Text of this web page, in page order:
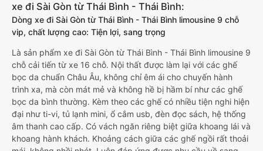
xe đi Sài Gòn từ Thái Bình - Thái Bình:
Dòng xe đi Sài Gòn từ Thái Bình - Thái Bình limousine 9 chỗ
vip, chất lượng cao: Tiện lợi, sang trọng
Là sản phẩm xe đi Sài Gòn từ Thái Bình - Thái Bình limousine 9
chỗ cải tiến từ xe 16 chỗ. Nội thất được làm lại với các ghế
bọc da chuẩn Châu Âu, không chỉ êm ái cho chuyến hành
trình xa, mà còn mát mẻ và không hề bị hầm bí như các ghế
bọc da bình thường. Kèm theo các ghế có nhiều tiện nghi hiện
đại như ti-vi, tủ lạnh mini, ổ cắm usb, đèn đọc sách, hệ thống
âm thanh cao cấp. Có vách ngăn riêng biệt giữa khoang lái và
khoang hành khách. Khoảng cách giữa các ghế ngồi rất thoải